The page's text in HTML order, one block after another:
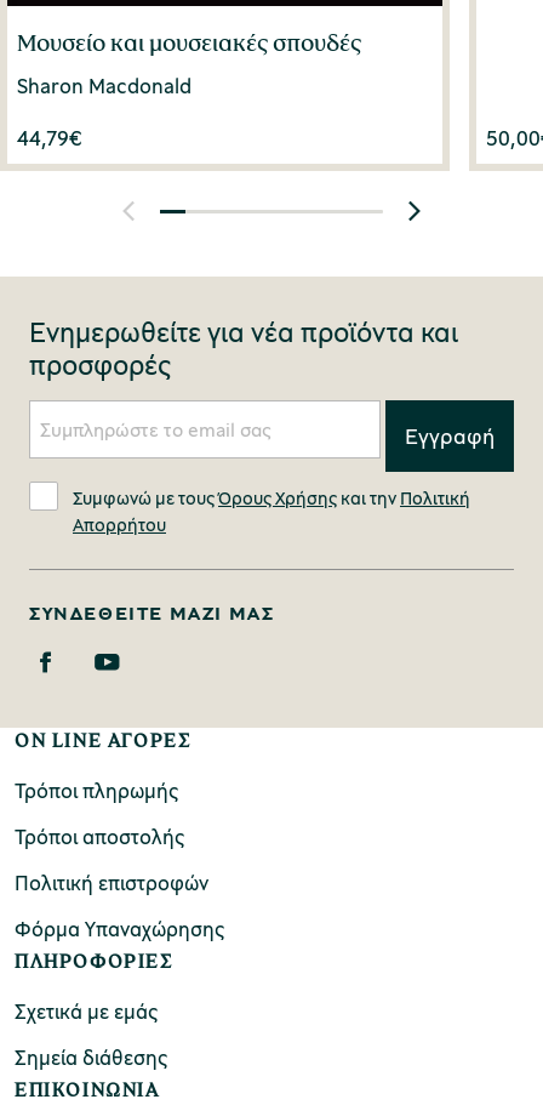
Μουσείο και μουσειακές σπουδές
Sharon Macdonald
44,79€ 50,00
Ενημερωθείτε για νέα προϊόντα και
προσφορές
Συμφωνώ με τουςΌρους Χρήσης και την Πολιτική
Απορρήτου
ΣΥΝΔΕΘΕΊΤΕ ΜΑΖΊ ΜΑΣ
ON LINE ΑΓΟΡΕΣ
Τρόποι πληρωμής
Τρόποι αποστολής
Πολιτική επιστροφών
Φόρμα Υπαναχώρησης
ΠΛΗΡΟΦΟΡΙΕΣ
Σχετικά με εμάς
Σημεία διάθεσης
ΕΠΙΚΟΙΝΩΝΙΑ